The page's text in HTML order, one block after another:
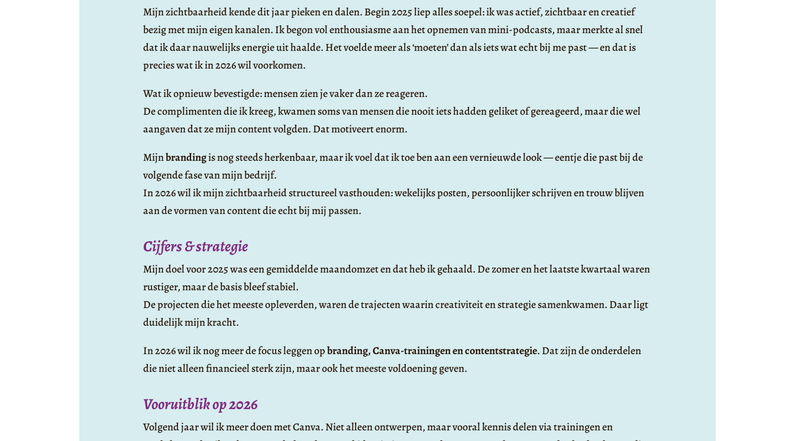
Mijn zichtbaarheid kende dit jaar pieken en dalen. Begin 2025 liep alles soepel: ik was actief, zichtbaar en creatief
bezig met mijn eigen kanalen. Ik begon vol enthousiasme aan het opnemen van mini-podcasts, maar merkte al snel
dat ik daar nauwelijks energie uit haalde. Het voelde meer als ‘moeten’ dan als iets wat echt bij me past — en dat is
precies wat ik in 2026 wil voorkomen.
Wat ik opnieuw bevestigde: mensen zien je vaker dan ze reageren.
De complimenten die ik kreeg, kwamen soms van mensen die nooit iets hadden geliket of gereageerd, maar die wel
aangaven dat ze mijn content volgden. Dat motiveert enorm.
Mijnbrandingis nog steeds herkenbaar, maar ik voel dat ik toe ben aan een vernieuwde look — eentje die past bij de
volgende fase van mijn bedrijf.
In 2026 wil ik mijn zichtbaarheid structureel vasthouden: wekelijks posten, persoonlijker schrijven en trouw blijven
aan de vormen van content die echt bij mij passen.
Cijfers & strategie
Mijn doel voor 2025 was een gemiddelde maandomzet en dat heb ik gehaald. De zomer en het laatste kwartaal waren
rustiger, maar de basis bleef stabiel.
De projecten die het meeste opleverden, waren de trajecten waarin creativiteit en strategie samenkwamen. Daar ligt
duidelijk mijn kracht.
In 2026 wil ik nog meer de focus leggen opbranding, Canva-trainingen en contentstrategie. Dat zijn de onderdelen
die niet alleen financieel sterk zijn, maar ook het meeste voldoening geven.
Vooruitblik op 2026
Volgend jaar wil ik meer doen met Canva. Niet alleen ontwerpen, maar vooral kennis delen via trainingen en